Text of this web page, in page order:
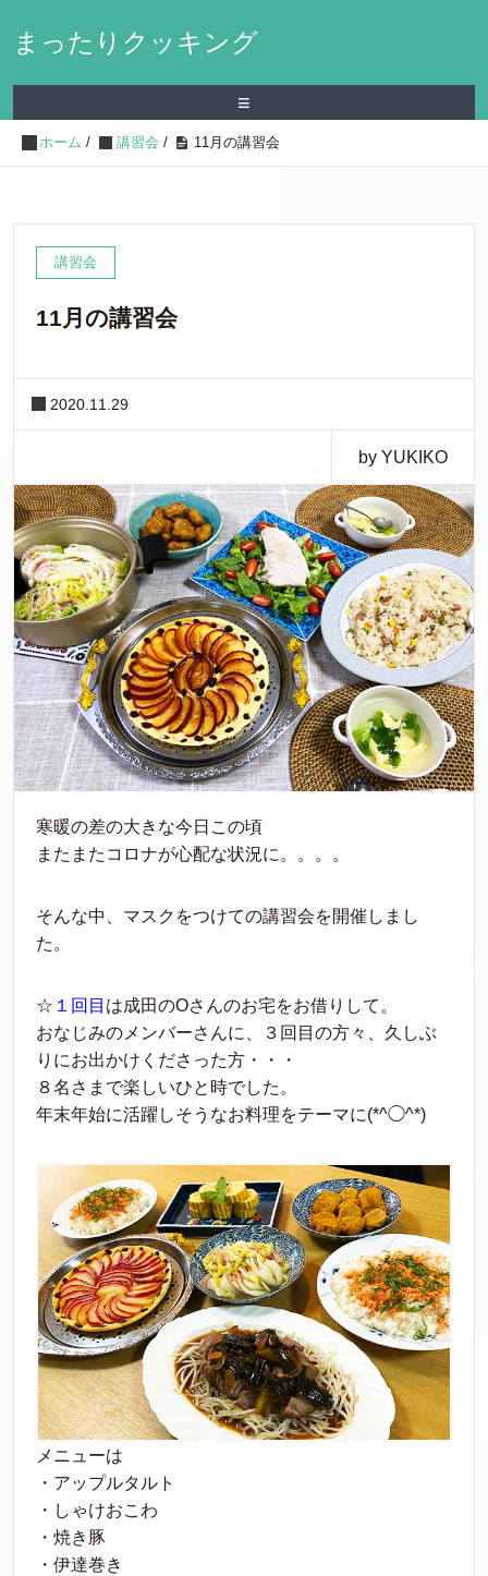
まったりクッキング
≡
ホーム / 講習会 / 11月の講習会
講習会
11月の講習会
2020.11.29
by YUKIKO
寒暖の差の大きな今日この頃
またまたコロナが心配な状況に。。。。
そんな中、マスクをつけての講習会を開催しまし
た。
☆ １回目 は成田のOさんのお宅をお借りして。
おなじみのメンバーさんに、３回目の方々、久しぶ
りにお出かけくださった方・・・
８名さまで楽しいひと時でした。
年末年始に活躍しそうなお料理をテーマに(*^◯^*)
メニューは
・アップルタルト
・しゃけおこわ
・焼き豚
・伊達巻き